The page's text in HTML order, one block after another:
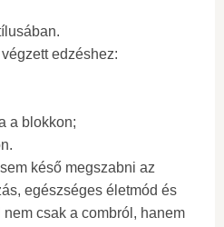
edzéshez:
a blokkon;
késő megszabni az
egészséges életmód és
csak a combról, hanem